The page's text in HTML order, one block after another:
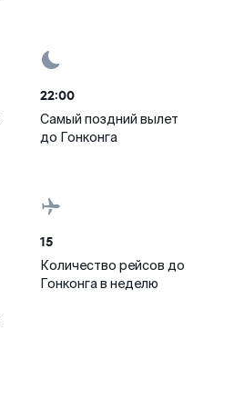
22:00
Самый поздний вылет
до Гонконга
15
Количество рейсов до
Гонконга в неделю